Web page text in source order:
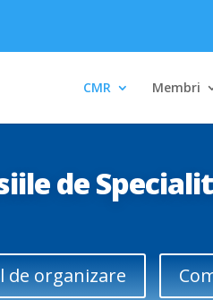
CMR Membri
de
de organizare